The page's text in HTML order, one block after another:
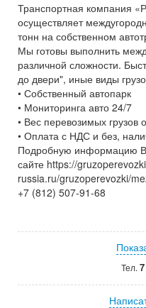
Транспортная компания
осуществляет
тонн на собственном
Мы готовы выполнить
различной сложности.
до двери", иные виды
• Собственный автопарк
• Мониторинга авто 24/7
• Вес перевозимых грузов
• Оплата с НДС и без,
Подробную информацию
сайте https://
russia.ru/gruzoperevozki/
+7 (812) 507-91-68
Тел.